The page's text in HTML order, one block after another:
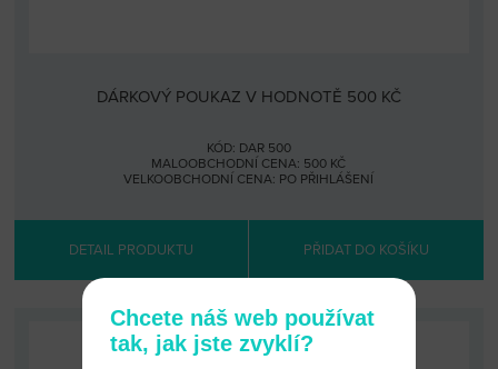
DÁRKOVÝ POUKAZ V HODNOTĚ 500 KČ
KÓD: DAR 500
MALOOBCHODNÍ CENA: 500 KČ
VELKOOBCHODNÍ CENA: PO PŘIHLÁŠENÍ
DETAIL PRODUKTU PŘIDAT DO KOŠÍKU
Chcete náš web používat
tak, jak jste zvyklí?